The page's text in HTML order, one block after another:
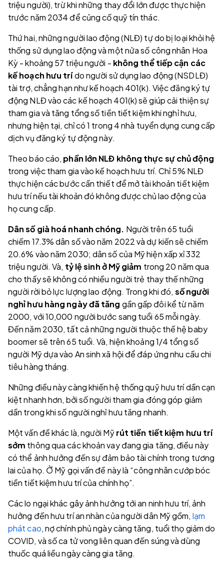
triệu người), trừ khi những thay đổi lớn được thực hiện
trước năm 2034 để củng cố quỹ tín thác.
Thứ hai, những người lao động (NLĐ) tự do bị loại khỏi hệ
thống sử dụng lao động và một nửa số công nhân Hoa
Kỳ - khoảng 57 triệu người - không thể tiếp cận các
kế hoạch hưu trído người sử dụng lao động (NSDLĐ)
tài trợ, chẳng hạn như kế hoạch 401(k). Việc đăng ký tự
động NLĐ vào các kế hoạch 401(k) sẽ giúp cải thiện sự
tham gia và tăng tổng số tiền tiết kiệm khi nghỉ hưu,
nhưng hiện tại, chỉ có 1 trong 4 nhà tuyển dụng cung cấp
dịch vụ đăng ký tự động này.
Theo báo cáo, phần lớn NLĐ không thực sự chủ động
trong việc tham gia vào kế hoạch hưu trí. Chỉ 5% NLĐ
thực hiện các bước cần thiết để mở tài khoản tiết kiệm
hưu trí nếu tài khoản đó không được chủ lao động của
họ cung cấp.
Dân số già hoá nhanh chóng. Người trên 65 tuổi
chiếm 17.3% dân số vào năm 2022 và dự kiến sẽ chiếm
20.6% vào năm 2030; dân số của Mỹ hiện xấp xỉ 332
triệu người. Và, tỷ lệ sinh ở Mỹ giảm trong 20 năm qua
cho thấy sẽ không có nhiều người trẻ thay thế những
người rời bỏ lực lượng lao động. Trong khi đó, số người
nghỉ hưu hàng ngày đã tăng gần gấp đôi kể từ năm
2000, với 10,000 người bước sang tuổi 65 mỗi ngày.
Đến năm 2030, tất cả những người thuộc thế hệ baby
boomer sẽ trên 65 tuổi. Và, hiện khoảng 1/4 tổng số
người Mỹ dựa vào An sinh xã hội để đáp ứng nhu cầu chi
tiêu hàng tháng.
Những điều này càng khiến hệ thống quỹ hưu trí dần cạn
kiệt nhanh hơn, bởi số người tham gia đóng góp giảm
dần trong khi số người nghỉ hưu tăng nhanh.
Một vấn đề khác là, người Mỹrút tiền tiết kiệm hưu trí
sớm thông qua các khoản vay đang gia tăng, điều này
có thể ảnh hưởng đến sự đảm bảo tài chính trong tương
lai của họ. Ở Mỹ gọi vấn đề này là “công nhân cướp bóc
tiền tiết kiệm hưu trí của chính họ”.
Các lo ngại khác gây ảnh hưởng tới an ninh hưu trí, ảnh
hưởng đến hưu trí an nhàn của người dân Mỹ gồm, lạm
phát cao, nợ chính phủ ngày càng tăng, tuổi thọ giảm do
COVID, và số ca tử vong liên quan đến súng và dùng
thuốc quá liều ngày càng gia tăng.